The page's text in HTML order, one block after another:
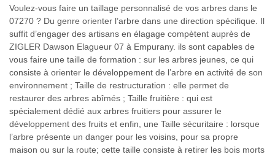
Voulez-vous faire un taillage personnalisé de vos arbres dans le
07270 ? Du genre orienter l’arbre dans une direction spécifique. Il
suffit d’engager des artisans en élagage compètent auprès de
ZIGLER Dawson Elagueur 07 à Empurany. ils sont capables de
vous faire une taille de formation : sur les arbres jeunes, ce qui
consiste à orienter le développement de l’arbre en activité de son
environnement ; Taille de restructuration : elle permet de
restaurer des arbres abîmés ; Taille fruitière : qui est
spécialement dédié aux arbres fruitiers pour assurer le
développement des fruits et enfin, une Taille sécuritaire : lorsque
l’arbre présente un danger pour les voisins, pour sa propre
maison ou sur la route; cette taille consiste à retirer les bois morts